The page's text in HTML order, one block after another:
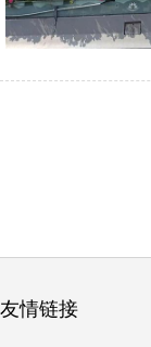
友情链接